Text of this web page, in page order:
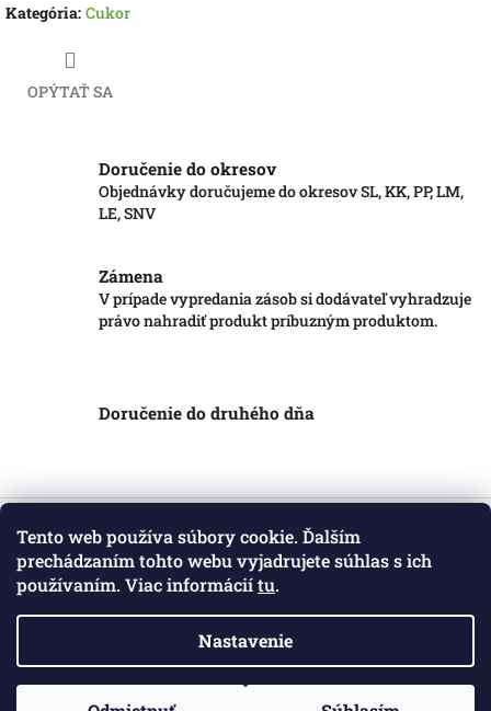
Tento web používa súbory cookie. Ďalším
prechádzaním tohto webu vyjadrujete súhlas s ich
používaním. Viac informáciítu.
Nastavenie
Kategória: Cukor
OPÝTAŤ SA
Doručenie do okresov
Objednávky doručujeme do okresov SL, KK, PP, LM,
LE, SNV
Zámena
V prípade vypredania zásob si dodávateľ vyhradzuje
právo nahradiť produkt príbuzným produktom.
Doručenie do druhého dňa
Z
Informácie pre vás
Obchodné podmienky
Copyright 2026 . Všetky práva vyhradené.